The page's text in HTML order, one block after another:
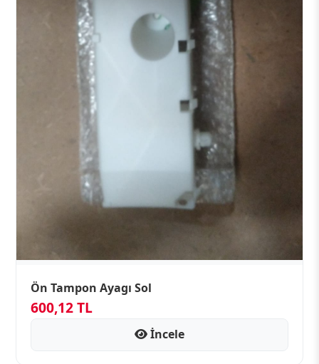
Ön Tampon Ayagı Sol
600,12 TL
İncele